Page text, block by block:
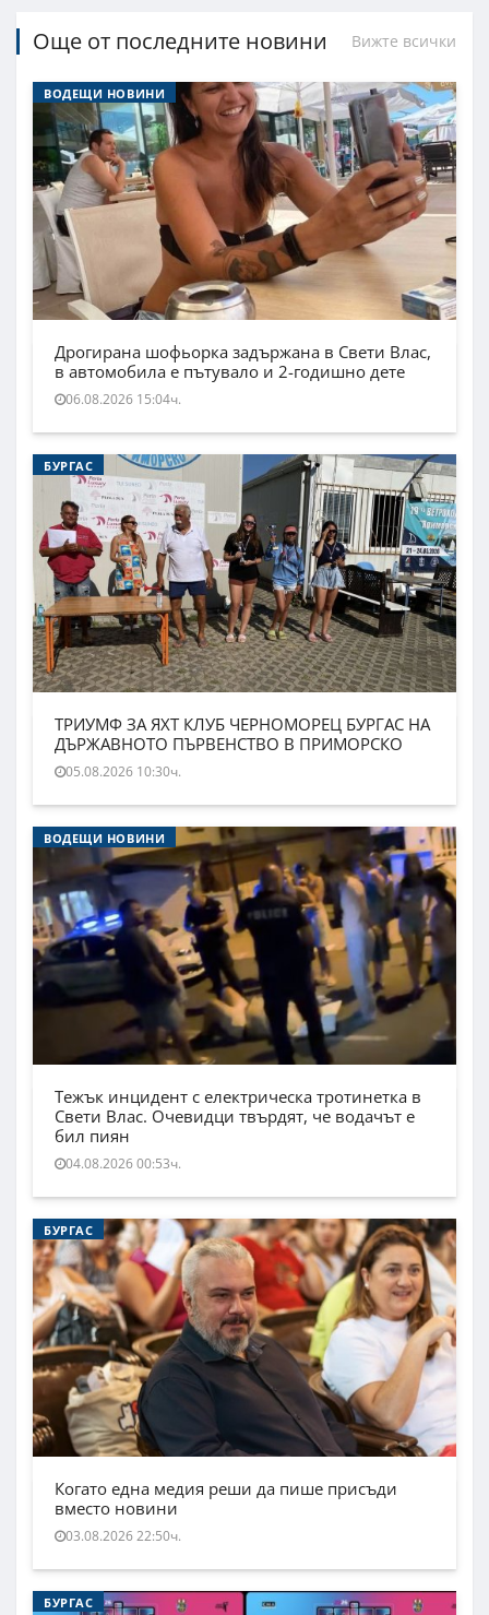
Още от последните новини Вижте всички
ВОДЕЩИ НОВИНИ
Дрогирана шофьорка задържана в Свети Влас,
в автомобила е пътувало и 2-годишно дете
06.08.2026 15:04ч.
БУРГАС
ТРИУМФ ЗА ЯХТ КЛУБ ЧЕРНОМОРЕЦ БУРГАС НА
ДЪРЖАВНОТО ПЪРВЕНСТВО В ПРИМОРСКО
05.08.2026 10:30ч.
ВОДЕЩИ НОВИНИ
Тежък инцидент с електрическа тротинетка в
Свети Влас. Очевидци твърдят, че водачът е
бил пиян
04.08.2026 00:53ч.
БУРГАС
Когато една медия реши да пише присъди
вместо новини
03.08.2026 22:50ч.
БУРГАС